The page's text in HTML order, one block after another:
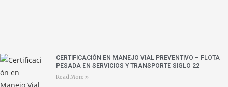
CERTIFICACIÓN EN MANEJO VIAL PREVENTIVO – FLOTA
PESADA EN SERVICIOS Y TRANSPORTE SIGLO 22
Read More »